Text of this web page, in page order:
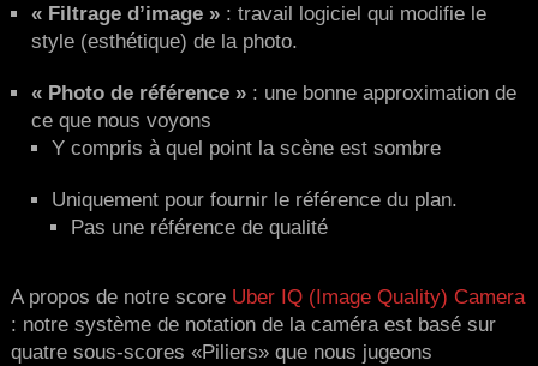
« Filtrage d’image » : travail logiciel qui modifie le
style (esthétique) de la photo.
« Photo de référence » : une bonne approximation de
ce que nous voyons
Y compris à quel point la scène est sombre
Uniquement pour fournir le référence du plan.
Pas une référence de qualité
A propos de notre score Uber IQ (Image Quality) Camera
: notre système de notation de la caméra est basé sur
quatre sous-scores «Piliers» que nous jugeons